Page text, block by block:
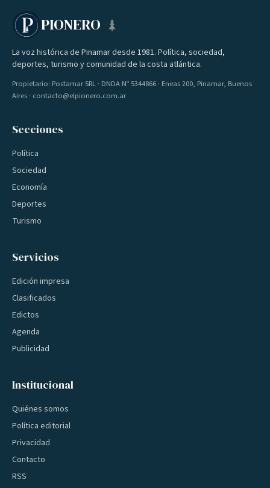
PIONERO
La voz histórica de Pinamar desde 1981. Política, sociedad,
deportes, turismo y comunidad de la costa atlántica.
Propietario: Postamar SRL · DNDA Nº 5344866 · Eneas 200, Pinamar, Buenos
Aires · contacto@elpionero.com.ar
Secciones
Política
Sociedad
Economía
Deportes
Turismo
Servicios
Edición impresa
Clasificados
Edictos
Agenda
Publicidad
Institucional
Quiénes somos
Política editorial
Privacidad
Contacto
RSS